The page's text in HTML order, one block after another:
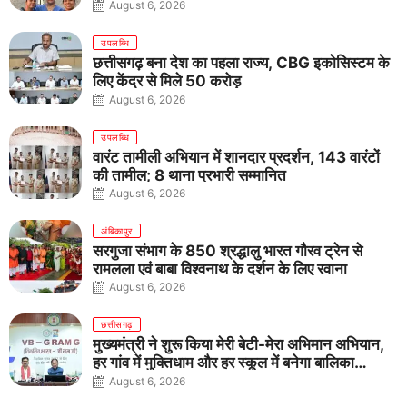
August 6, 2026
उपलब्धि
छत्तीसगढ़ बना देश का पहला राज्य, CBG इकोसिस्टम के
लिए केंद्र से मिले 50 करोड़
August 6, 2026
उपलब्धि
वारंट तामीली अभियान में शानदार प्रदर्शन, 143 वारंटों
की तामील; 8 थाना प्रभारी सम्मानित
August 6, 2026
अंबिकापुर
सरगुजा संभाग के 850 श्रद्धालु भारत गौरव ट्रेन से
रामलला एवं बाबा विश्वनाथ के दर्शन के लिए रवाना
August 6, 2026
छत्तीसगढ़
मुख्यमंत्री ने शुरू किया मेरी बेटी-मेरा अभिमान अभियान,
हर गांव में मुक्तिधाम और हर स्कूल में बनेगा बालिका
शौचालय
August 6, 2026